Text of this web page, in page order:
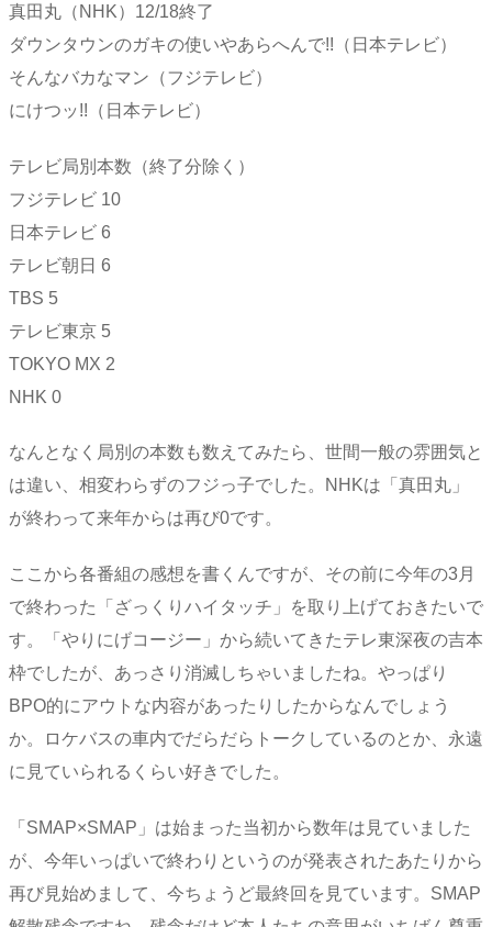
真田丸（NHK）12/18終了
ダウンタウンのガキの使いやあらへんで!!（日本テレビ）
そんなバカなマン（フジテレビ）
にけつッ!!（日本テレビ）
テレビ局別本数（終了分除く）
フジテレビ 10
日本テレビ 6
テレビ朝日 6
TBS 5
テレビ東京 5
TOKYO MX 2
NHK 0
なんとなく局別の本数も数えてみたら、世間一般の雰囲気と
は違い、相変わらずのフジっ子でした。NHKは「真田丸」
が終わって来年からは再び0です。
ここから各番組の感想を書くんですが、その前に今年の3月
で終わった「ざっくりハイタッチ」を取り上げておきたいで
す。「やりにげコージー」から続いてきたテレ東深夜の吉本
枠でしたが、あっさり消滅しちゃいましたね。やっぱり
BPO的にアウトな内容があったりしたからなんでしょう
か。ロケバスの車内でだらだらトークしているのとか、永遠
に見ていられるくらい好きでした。
「SMAP×SMAP」は始まった当初から数年は見ていました
が、今年いっぱいで終わりというのが発表されたあたりから
再び見始めまして、今ちょうど最終回を見ています。SMAP